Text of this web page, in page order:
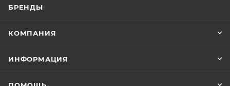
БРЕНДЫ
КОМПАНИЯ
ИНФОРМАЦИЯ